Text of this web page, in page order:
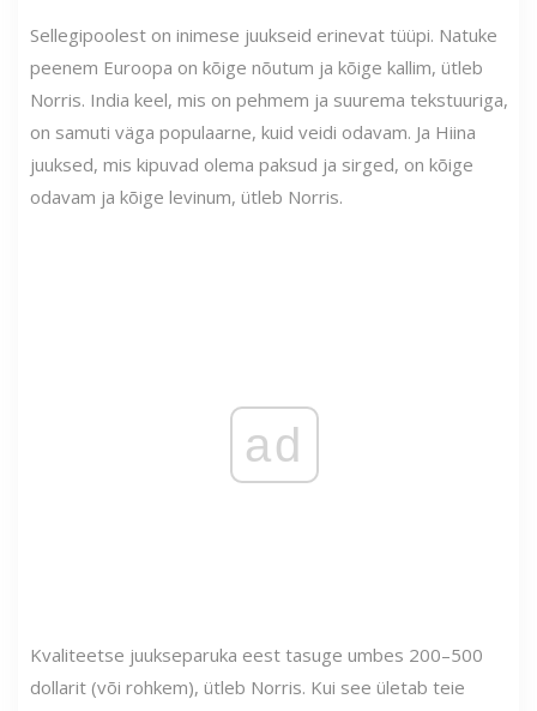
Sellegipoolest on inimese juukseid erinevat tüüpi. Natuke
peenem Euroopa on kõige nõutum ja kõige kallim, ütleb
Norris. India keel, mis on pehmem ja suurema tekstuuriga,
on samuti väga populaarne, kuid veidi odavam. Ja Hiina
juuksed, mis kipuvad olema paksud ja sirged, on kõige
odavam ja kõige levinum, ütleb Norris.
ad
Kvaliteetse juukseparuka eest tasuge umbes 200–500
dollarit (või rohkem), ütleb Norris. Kui see ületab teie